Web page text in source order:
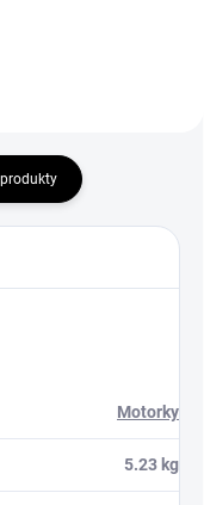
Motorky
5.23 kg